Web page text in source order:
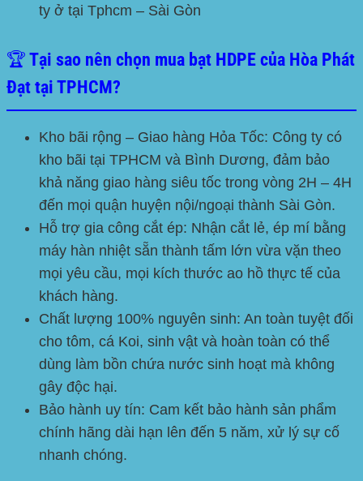
ty ở tại Tphcm – Sài Gòn
🏆 Tại sao nên chọn mua bạt HDPE của Hòa Phát
Đạt tại TPHCM?
Kho bãi rộng – Giao hàng Hỏa Tốc: Công ty có
kho bãi tại TPHCM và Bình Dương, đảm bảo
khả năng giao hàng siêu tốc trong vòng 2H – 4H
đến mọi quận huyện nội/ngoại thành Sài Gòn.
Hỗ trợ gia công cắt ép: Nhận cắt lẻ, ép mí bằng
máy hàn nhiệt sẵn thành tấm lớn vừa vặn theo
mọi yêu cầu, mọi kích thước ao hồ thực tế của
khách hàng.
Chất lượng 100% nguyên sinh: An toàn tuyệt đối
cho tôm, cá Koi, sinh vật và hoàn toàn có thể
dùng làm bồn chứa nước sinh hoạt mà không
gây độc hại.
Bảo hành uy tín: Cam kết bảo hành sản phẩm
chính hãng dài hạn lên đến 5 năm, xử lý sự cố
nhanh chóng.